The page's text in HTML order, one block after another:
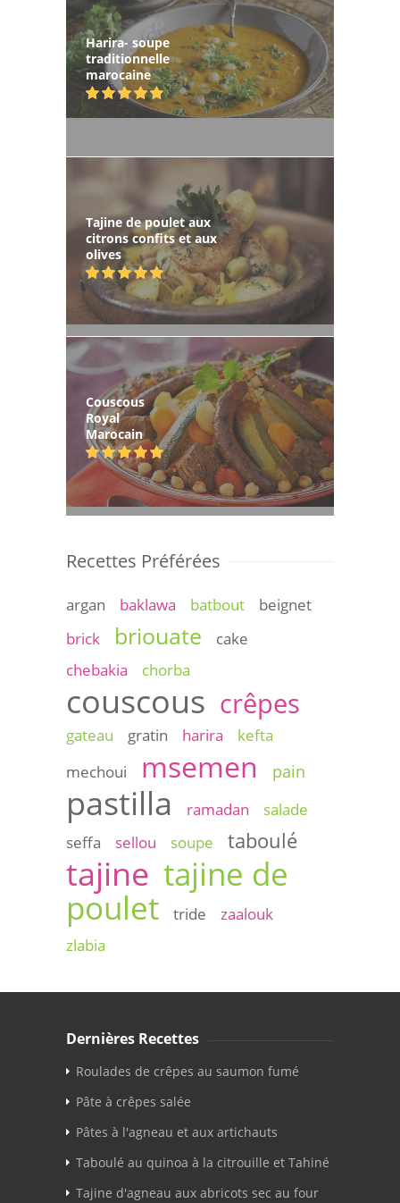
Harira- soupe
traditionnelle
marocaine
Tajine de poulet aux
citrons confits et aux
olives
Couscous
Royal
Marocain
Recettes Préférées
argan baklawa batbout
beignet
brick
briouate
cake
chebakia
chorba
couscous crêpes
gateau gratin harira
kefta
mechoui
msemen pain
pastilla ramadan
salade
seffa
sellou soupe taboulé
tajine tajine de
poulet
tride
zaalouk
zlabia
Dernières Recettes
Roulades de crêpes au saumon fumé
Pâte à crêpes salée
Pâtes à l'agneau et aux artichauts
Taboulé au quinoa à la citrouille et Tahiné
Tajine d'agneau aux abricots sec au four